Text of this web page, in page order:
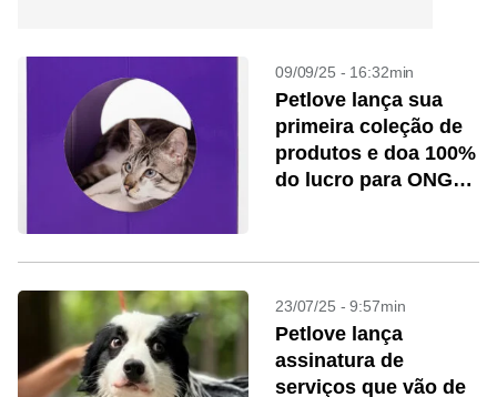
09/09/25 - 16:32min
Petlove lança sua
primeira coleção de
produtos e doa 100%
do lucro para ONGs
23/07/25 - 9:57min
Petlove lança
assinatura de
serviços que vão de